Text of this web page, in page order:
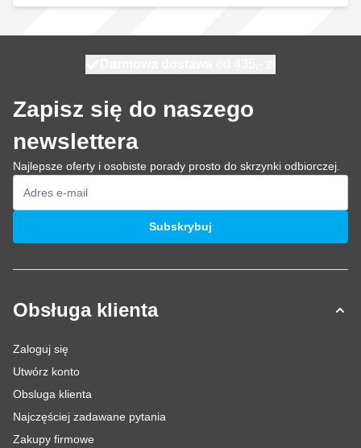
Zapisz się do naszego
newslettera
Najlepsze oferty i osobiste porady prosto do skrzynki odbiorczej.
Adres e-mail
Subskrybuj
Obsługa klienta
Zaloguj się
Utwórz konto
Obsluga klienta
Najczęściej zadawane pytania
Zakupy firmowe